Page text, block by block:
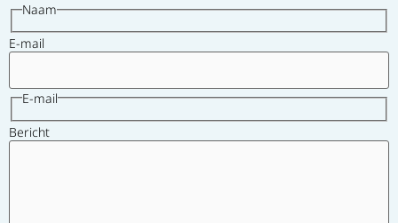
Naam
E-mail
E-mail
Bericht